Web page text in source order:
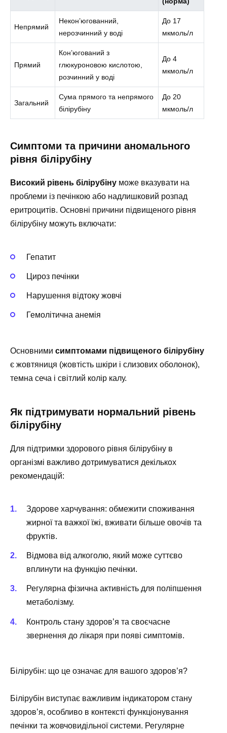
Непрямий
Некон’югованний,
нерозчинний у воді
До 17
мкмоль/л
Прямий
Кон’югований з
глюкуроновою кислотою,
розчинний у воді
До 4
мкмоль/л
Загальний
Сума прямого та непрямого
білірубіну
До 20
мкмоль/л
Симптоми та причини аномального
рівня білірубіну
Високий рівень білірубіну може вказувати на
проблеми із печінкою або надлишковий розпад
еритроцитів. Основні причини підвищеного рівня
білірубіну можуть включати:
Гепатит
Цироз печінки
Нарушення відтоку жовчі
Гемолітична анемія
Основними симптомами підвищеного білірубіну
є жовтяниця (жовтість шкіри і слизових оболонок),
темна сеча і світлий колір калу.
Як підтримувати нормальний рівень
білірубіну
Для підтримки здорового рівня білірубіну в
організмі важливо дотримуватися декількох
рекомендацій:
Здорове харчування: обмежити споживання
жирної та важкої їжі, вживати більше овочів та
фруктів.
Відмова від алкоголю, який може суттєво
вплинути на функцію печінки.
Регулярна фізична активність для поліпшення
метаболізму.
Контроль стану здоров’я та своєчасне
звернення до лікаря при появі симптомів.
Білірубін: що це означає для вашого здоров’я?
Білірубін виступає важливим індикатором стану
здоров’я, особливо в контексті функціонування
печінки та жовчовидільної системи. Регулярне